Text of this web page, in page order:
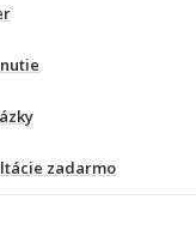
zadarmo